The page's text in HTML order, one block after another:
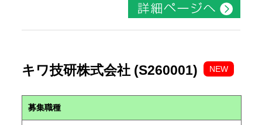
キワ技研株式会社 (S260001) NEW
募集職種